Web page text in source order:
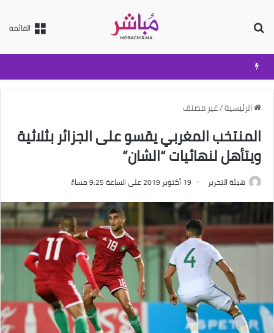
القائمة
الرئيسية/غير مصنف
المنتخب المغربي يقسو على الجزائر بثلاثية
ويتأهل لنهائيات “الشان”
هيئة التحرير 19 أكتوبر 2019 على الساعة 9:25 مساءً